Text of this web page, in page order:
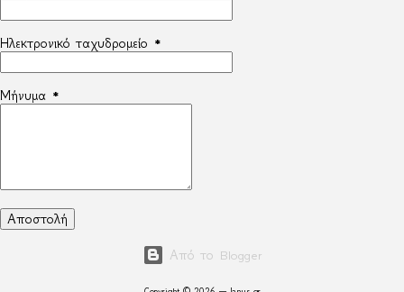
Ηλεκτρονικό ταχυδρομείο *
Μήνυμα *
Από το Blogger